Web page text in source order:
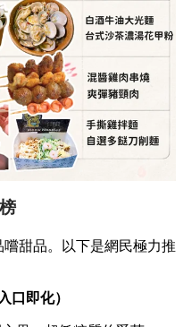
甜品。以下是網民極力推
口即化）